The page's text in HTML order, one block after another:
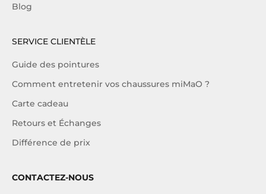
Blog
SERVICE CLIENTÈLE
Guide des pointures
Comment entretenir vos chaussures miMaO ?
Carte cadeau
Retours et Échanges
Différence de prix
CONTACTEZ-NOUS